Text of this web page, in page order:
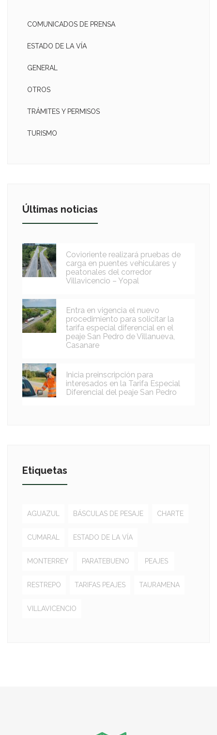
COMUNICADOS DE PRENSA
ESTADO DE LA VÍA
GENERAL
OTROS
TRÁMITES Y PERMISOS
TURISMO
Últimas noticias
Covioriente realizará pruebas de
carga en puentes vehiculares y
peatonales del corredor
Villavicencio – Yopal
Entra en vigencia el nuevo
procedimiento para solicitar la
tarifa especial diferencial en el
peaje San Pedro de Villanueva,
Casanare
Inicia preinscripción para
interesados en la Tarifa Especial
Diferencial del peaje San Pedro
Etiquetas
AGUAZUL BÁSCULAS DE PESAJE CHARTE
CUMARAL ESTADO DE LA VÍA
MONTERREY PARATEBUENO PEAJES
RESTREPO TARIFAS PEAJES TAURAMENA
VILLAVICENCIO